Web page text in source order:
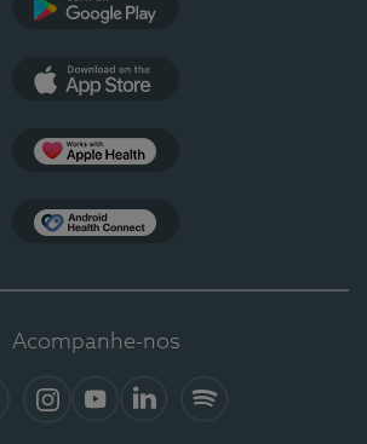
Acompanhe-nos